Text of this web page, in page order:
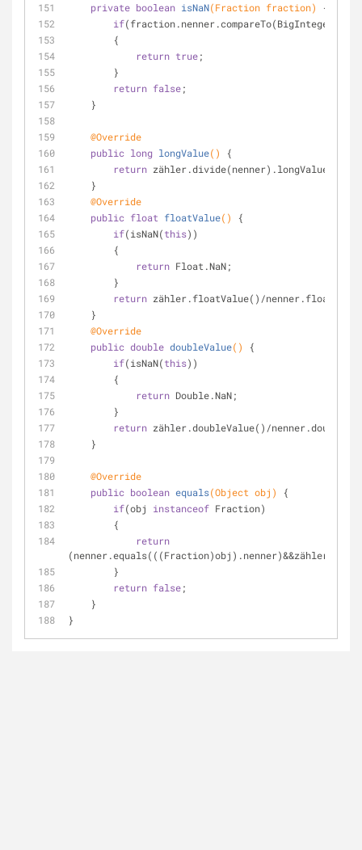
private boolean isNaN(Fraction fraction)
{
if
        {
return true;
        }
return false;
    }
@Override
public long longValue()
{
return zähler.divide(nenner).longValue();
    }
@Override
public float floatValue()
{
if(isNaN(this))
        {
return Float.NaN;
        }
return zähler.floatValue()/
    }
@Override
public double doubleValue()
{
if(isNaN(this))
        {
return Double.NaN;
        }
return zähler.doubleValue()/
    }
@Override
public boolean equals(Object obj)
{
if(obj instanceof Fraction)
        {
return
        }
return false;
    }
}